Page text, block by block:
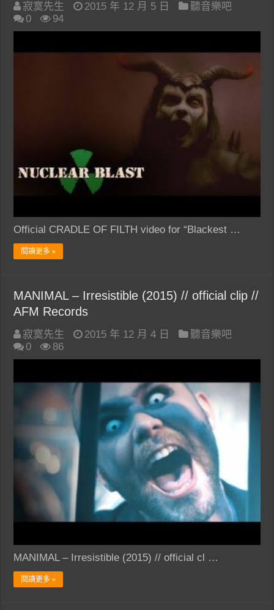
寂寞先生 2015 年 12 月 5 日
聽音樂吧
0
94
Official CRADLE OF FILTH video for “Blackest …
閱讀更多 »
MANIMAL – Irresistible (2015) // official clip //
AFM Records
寂寞先生 2015 年 12 月 4 日
聽音樂吧
0
86
MANIMAL – Irresistible (2015) // official cl …
閱讀更多 »